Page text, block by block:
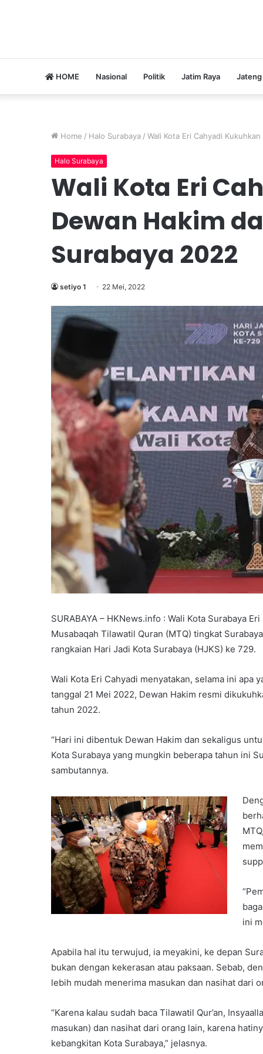
HOME Nasional Politik Jatim Raya Jateng
Home / Halo Surabaya / Wali Kota Eri Cahyadi
Halo Surabaya
Wali Kota Eri
Dewan Hakim
Surabaya 2022
setiyo 1 22 Mei, 2022
SURABAYA – HKNews.info : Wali Kota Surabaya
Musabaqah Tilawatil Quran (MTQ) tingkat
rangkaian Hari Jadi Kota Surabaya (HJKS) ke 729.
Wali Kota Eri Cahyadi menyatakan, selama ini
tanggal 21 Mei 2022, Dewan Hakim resmi
tahun 2022.
“Hari ini dibentuk Dewan Hakim dan sekaligus
Kota Surabaya yang mungkin beberapa tahun ini
sambutannya.
ini
Apabila hal itu terwujud, ia meyakini, ke depan
bukan dengan kekerasan atau paksaan. Sebab,
lebih mudah menerima masukan dan nasihat dari
“Karena kalau sudah baca Tilawatil Qur’an,
masukan) dan nasihat dari orang lain, karena
kebangkitan Kota Surabaya,” jelasnya.